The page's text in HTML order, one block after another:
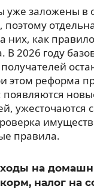
уже заложены в
них, как
В 2026 году
этом реформа
ужесточаются
правила.
на
налог на